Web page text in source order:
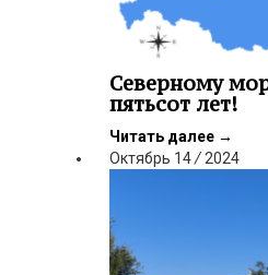
Северному
пятьсот лет!
Читать далее →
Октябрь 14/ 2024